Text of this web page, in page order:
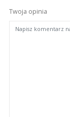
Twoja opinia